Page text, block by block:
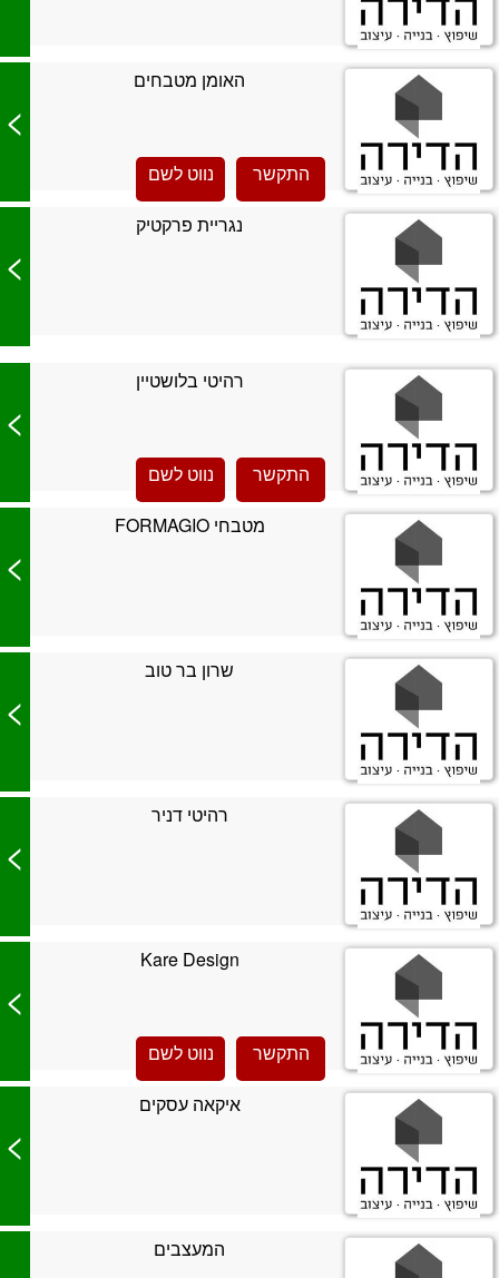
האומן מטבחים
התקשר נווט לשם
>
נגריית פרקטיק
>
רהיטי בלושטיין
התקשר נווט לשם
>
מטבחי FORMAGIO
>
שרון בר טוב
>
רהיטי דניר
>
Kare Design
התקשר נווט לשם
>
איקאה עסקים
>
המעצבים